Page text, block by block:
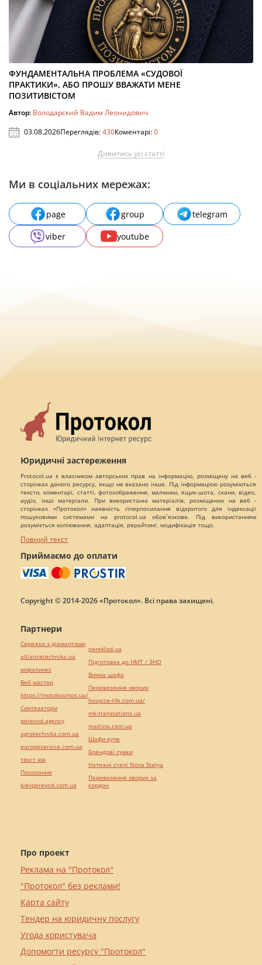
ФУНДАМЕНТАЛЬНА ПРОБЛЕМА «СУДОВОЇ
ПРАКТИКИ», АБО ПРОШУ ВВАЖАТИ МЕНЕ
ПОЗИТИВІСТОМ
Автор: Володарский Вадим Леонидович
03.08.2026Переглядів:430Коментарі:0
Дивитись усі статті
Ми в соціальних мережах:
page group
telegram
viber
youtube
Юридичні застереження
Protocol.ua є власником авторських прав на інформацію, розміщену на веб -
сторінках даного ресурсу, якщо не вказано інше. Під інформацією розуміються
тексти, коментарі, статті, фотозображення, малюнки, ящик-шота, скани, відео,
аудіо, інші матеріали. При використанні матеріалів, розміщених на веб -
сторінках «Протокол» наявність гіперпосилання відкритого для індексації
пошуковими системами на protocol.ua обов`язкове. Під використанням
розуміється копіювання, адаптація, рерайтинг, модифікація тощо.
Повний текст
Приймаємо до оплати
Copyright © 2014-2026 «Протокол». Всі права захищені.
Про проект
Реклама на "Протокол"
"Протокол" без реклами!
Карта сайту
Тендер на юридичну послугу
Угода користувача
Допомогти ресурсу "Протокол"
Партнери
Сережки з діамантами
alliancetechnika.ua
миралинкс
Веб мастер
https://motokosmos.ua/
Синтезатори
perevod.agency
agrotechnika.com.ua
europeservice.com.ua
текст юа
Посилання
kievperevod.com.ua
pereklad.ua
Підготовка до НМТ / ЗНО
Винна шафа
Перевезення хворих
hospice-life.com.ua/
mk-translations.ua
maltina.com.ua
Шафи купе
Брендові сумки
Натяжні стелі Nova Stelya
Перевезення хворих за
кордон